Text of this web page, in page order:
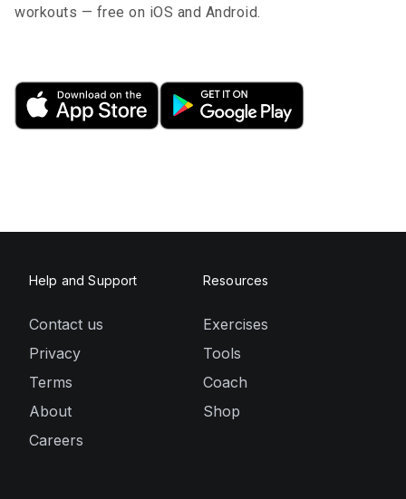
workouts — free on iOS and Android.
Help and Support
Contact us
Privacy
Terms
About
Careers
Resources
Exercises
Tools
Coach
Shop